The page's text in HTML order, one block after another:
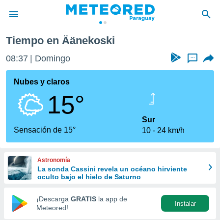
de
ha
calidad.
a este
las
y
forma
digital
basada
Tiempo en Äänekoski
08:37 Domingo ...
Nubes y claros
15°
Sensación de 15°
Sur
10
24 km/h
Astronomía
La sonda Cassini revela un océano hirviente
oculto bajo el hielo de Saturno
¡Descarga GRATIS la app de
Meteored!
Instalar